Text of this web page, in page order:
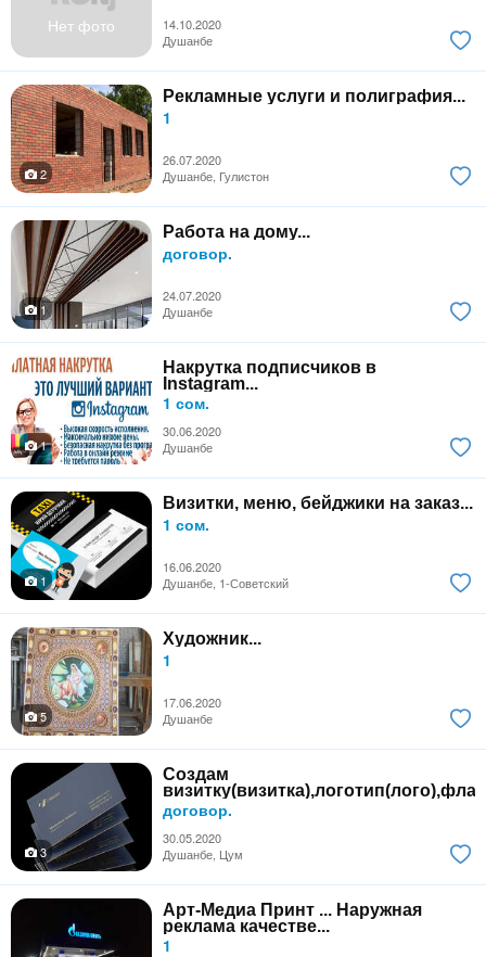
Нет фото
14.10.2020
Душанбе
Рекламные услуги и полиграфия...
1
26.07.2020
2
Душанбе, Гулистон
Работа на дому...
договор.
24.07.2020
1
Душанбе
Накрутка подписчиков в
Instagram...
1 сом.
30.06.2020
1
Душанбе
Визитки, меню, бейджики на заказ...
1 сом.
16.06.2020
1
Душанбе, 1-Советский
Художник...
1
17.06.2020
5
Душанбе
Создам
договор.
30.05.2020
3
Душанбе, Цум
Арт-Медиа Принт ... Наружная
реклама качестве...
1